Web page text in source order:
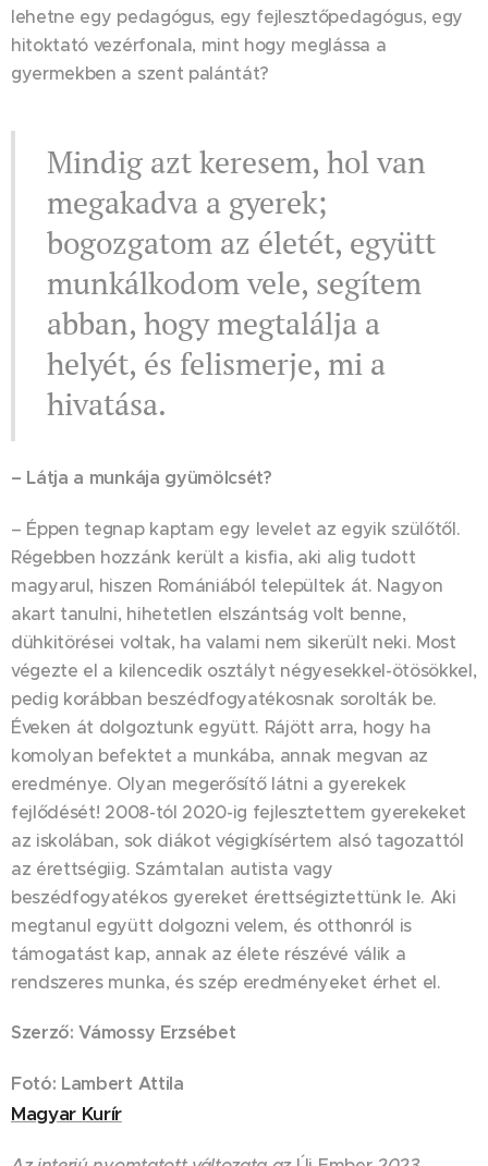
lehetne egy pedagógus, egy fejlesztőpedagógus, egy
hitoktató vezérfonala, mint hogy meglássa a
gyermekben a szent palántát?
Mindig azt keresem, hol van
megakadva a gyerek;
bogozgatom az életét, együtt
munkálkodom vele, segítem
abban, hogy megtalálja a
helyét, és felismerje, mi a
hivatása.
– Látja a munkája gyümölcsét?
– Éppen tegnap kaptam egy levelet az egyik szülőtől.
Régebben hozzánk került a kisfia, aki alig tudott
magyarul, hiszen Romániából települtek át. Nagyon
akart tanulni, hihetetlen elszántság volt benne,
dühkitörései voltak, ha valami nem sikerült neki. Most
végezte el a kilencedik osztályt négyesekkel-ötösökkel,
pedig korábban beszédfogyatékosnak sorolták be.
Éveken át dolgoztunk együtt. Rájött arra, hogy ha
komolyan befektet a munkába, annak megvan az
eredménye. Olyan megerősítő látni a gyerekek
fejlődését! 2008-tól 2020-ig fejlesztettem gyerekeket
az iskolában, sok diákot végigkísértem alsó tagozattól
az érettségiig. Számtalan autista vagy
beszédfogyatékos gyereket érettségiztettünk le. Aki
megtanul együtt dolgozni velem, és otthonról is
támogatást kap, annak az élete részévé válik a
rendszeres munka, és szép eredményeket érhet el.
Szerző: Vámossy Erzsébet
Fotó: Lambert Attila
Magyar Kurír